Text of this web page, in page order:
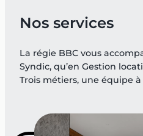
Nos services
La régie BBC vous
Syndic, qu’en Gestion
Trois métiers, une équipe